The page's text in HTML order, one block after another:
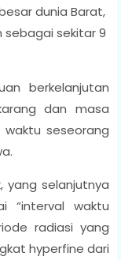
dunia Barat,
sebagai sekitar 9
berkelanjutan
dan masa
waktu seseorang
yang selanjutnya
“interval waktu
radiasi yang
hyperfine dari